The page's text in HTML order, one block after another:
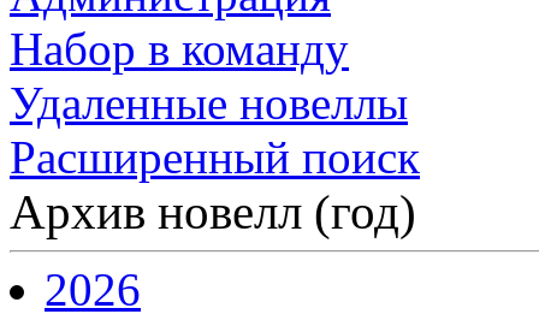
Набор в команду
Удаленные новеллы
Расширенный поиск
Архив новелл (год)
2026